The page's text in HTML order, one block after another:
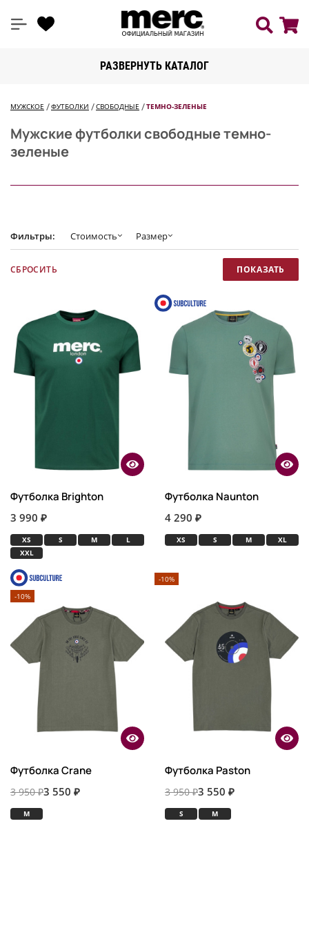
РАЗВЕРНУТЬ КАТАЛОГ
МУЖСКОЕ ФУТБОЛКИ СВОБОДНЫЕ ТЕМНО-ЗЕЛЕНЫЕ
Мужские футболки свободные темно-
зеленые
Фильтры: Стоимость Размер
Футболка Brighton
3 990 ₽
XS S M
L
XXL
Футболка Naunton
4 290 ₽
XS S M XL
-10%
Футболка Crane
3 950 ₽3 550 ₽
M
-10%
Футболка Paston
3 950 ₽3 550 ₽
S M